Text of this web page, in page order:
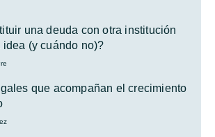
una deuda con otra institución
(y cuándo no)?
que acompañan el crecimiento